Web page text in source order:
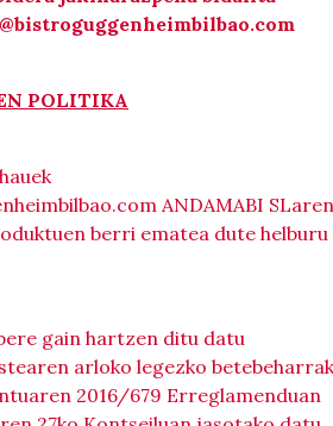
POLITIKA
ANDAMABI SLaren
berri ematea dute helburu
gain hartzen ditu datu
arloko legezko
2016/679 Erreglamenduan